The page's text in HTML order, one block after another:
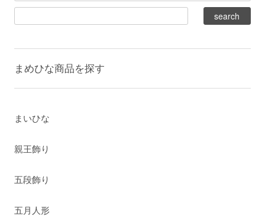
まめひな商品を探す
まいひな
親王飾り
五段飾り
五月人形